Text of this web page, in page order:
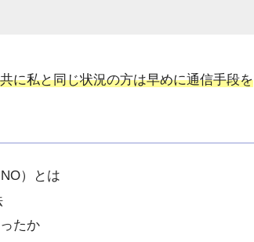
に私と同じ状況の方は早めに通信手段を
）とは
たか